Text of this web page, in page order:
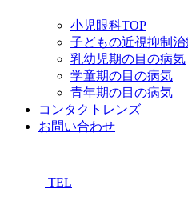
小児眼科TOP
子どもの近視抑制治
乳幼児期の目の病気
学童期の目の病気
青年期の目の病気
コンタクトレンズ
お問い合わせ
TEL